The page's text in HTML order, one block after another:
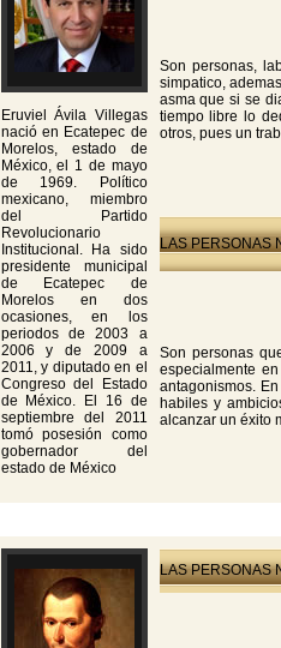
Eruviel Ávila Villegas
nació en Ecatepec de
Morelos, estado de
México, el 1 de mayo
de 1969. Político
mexicano, miembro
del Partido
Revolucionario
Institucional. Ha sido
presidente municipal
de Ecatepec de
Morelos en dos
ocasiones, en los
periodos de 2003 a
2006 y de 2009 a
2011, y diputado en el
Congreso del Estado
de México. El 16 de
septiembre del 2011
tomó posesión como
gobernador del
estado de México
Son personas,
simpatico,
asma que si se
tiempo libre lo
otros, pues un
LAS PERSONAS
Son personas
especialmente
antagonismos.
habiles y
alcanzar un éxito
LAS PERSONAS